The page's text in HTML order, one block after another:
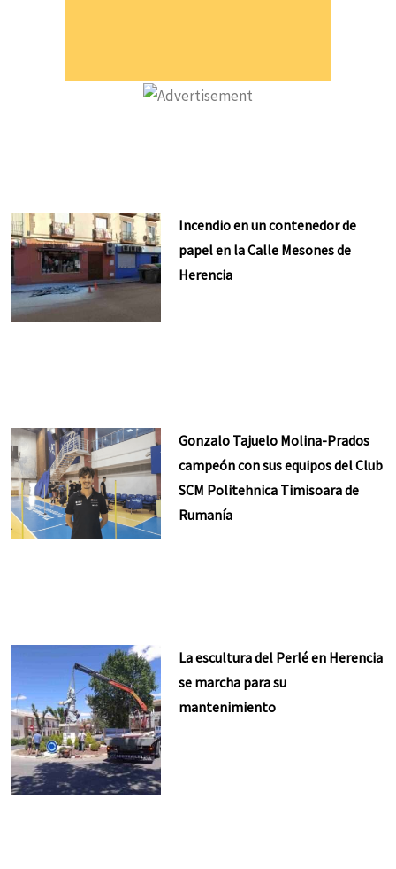
Incendio en un contenedor de
papel en la Calle Mesones de
Herencia
Gonzalo Tajuelo Molina-Prados
campeón con sus equipos del Club
SCM Politehnica Timisoara de
Rumanía
La escultura del Perlé en Herencia
se marcha para su
mantenimiento